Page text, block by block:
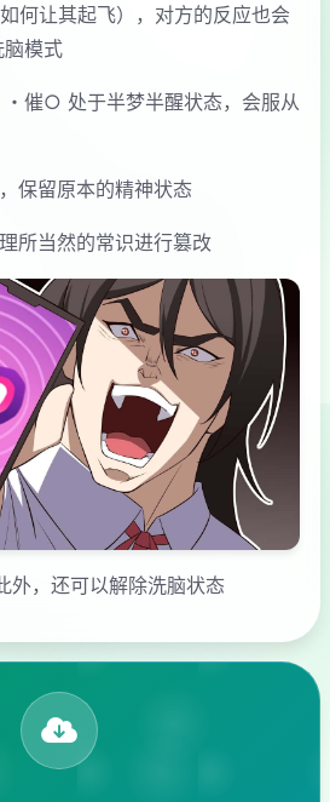
何让其起飞），对方的反应也会
模式
催○ 处于半梦半醒状态，会服从
保留原本的精神状态
所当然的常识进行篡改
外，还可以解除洗脑状态